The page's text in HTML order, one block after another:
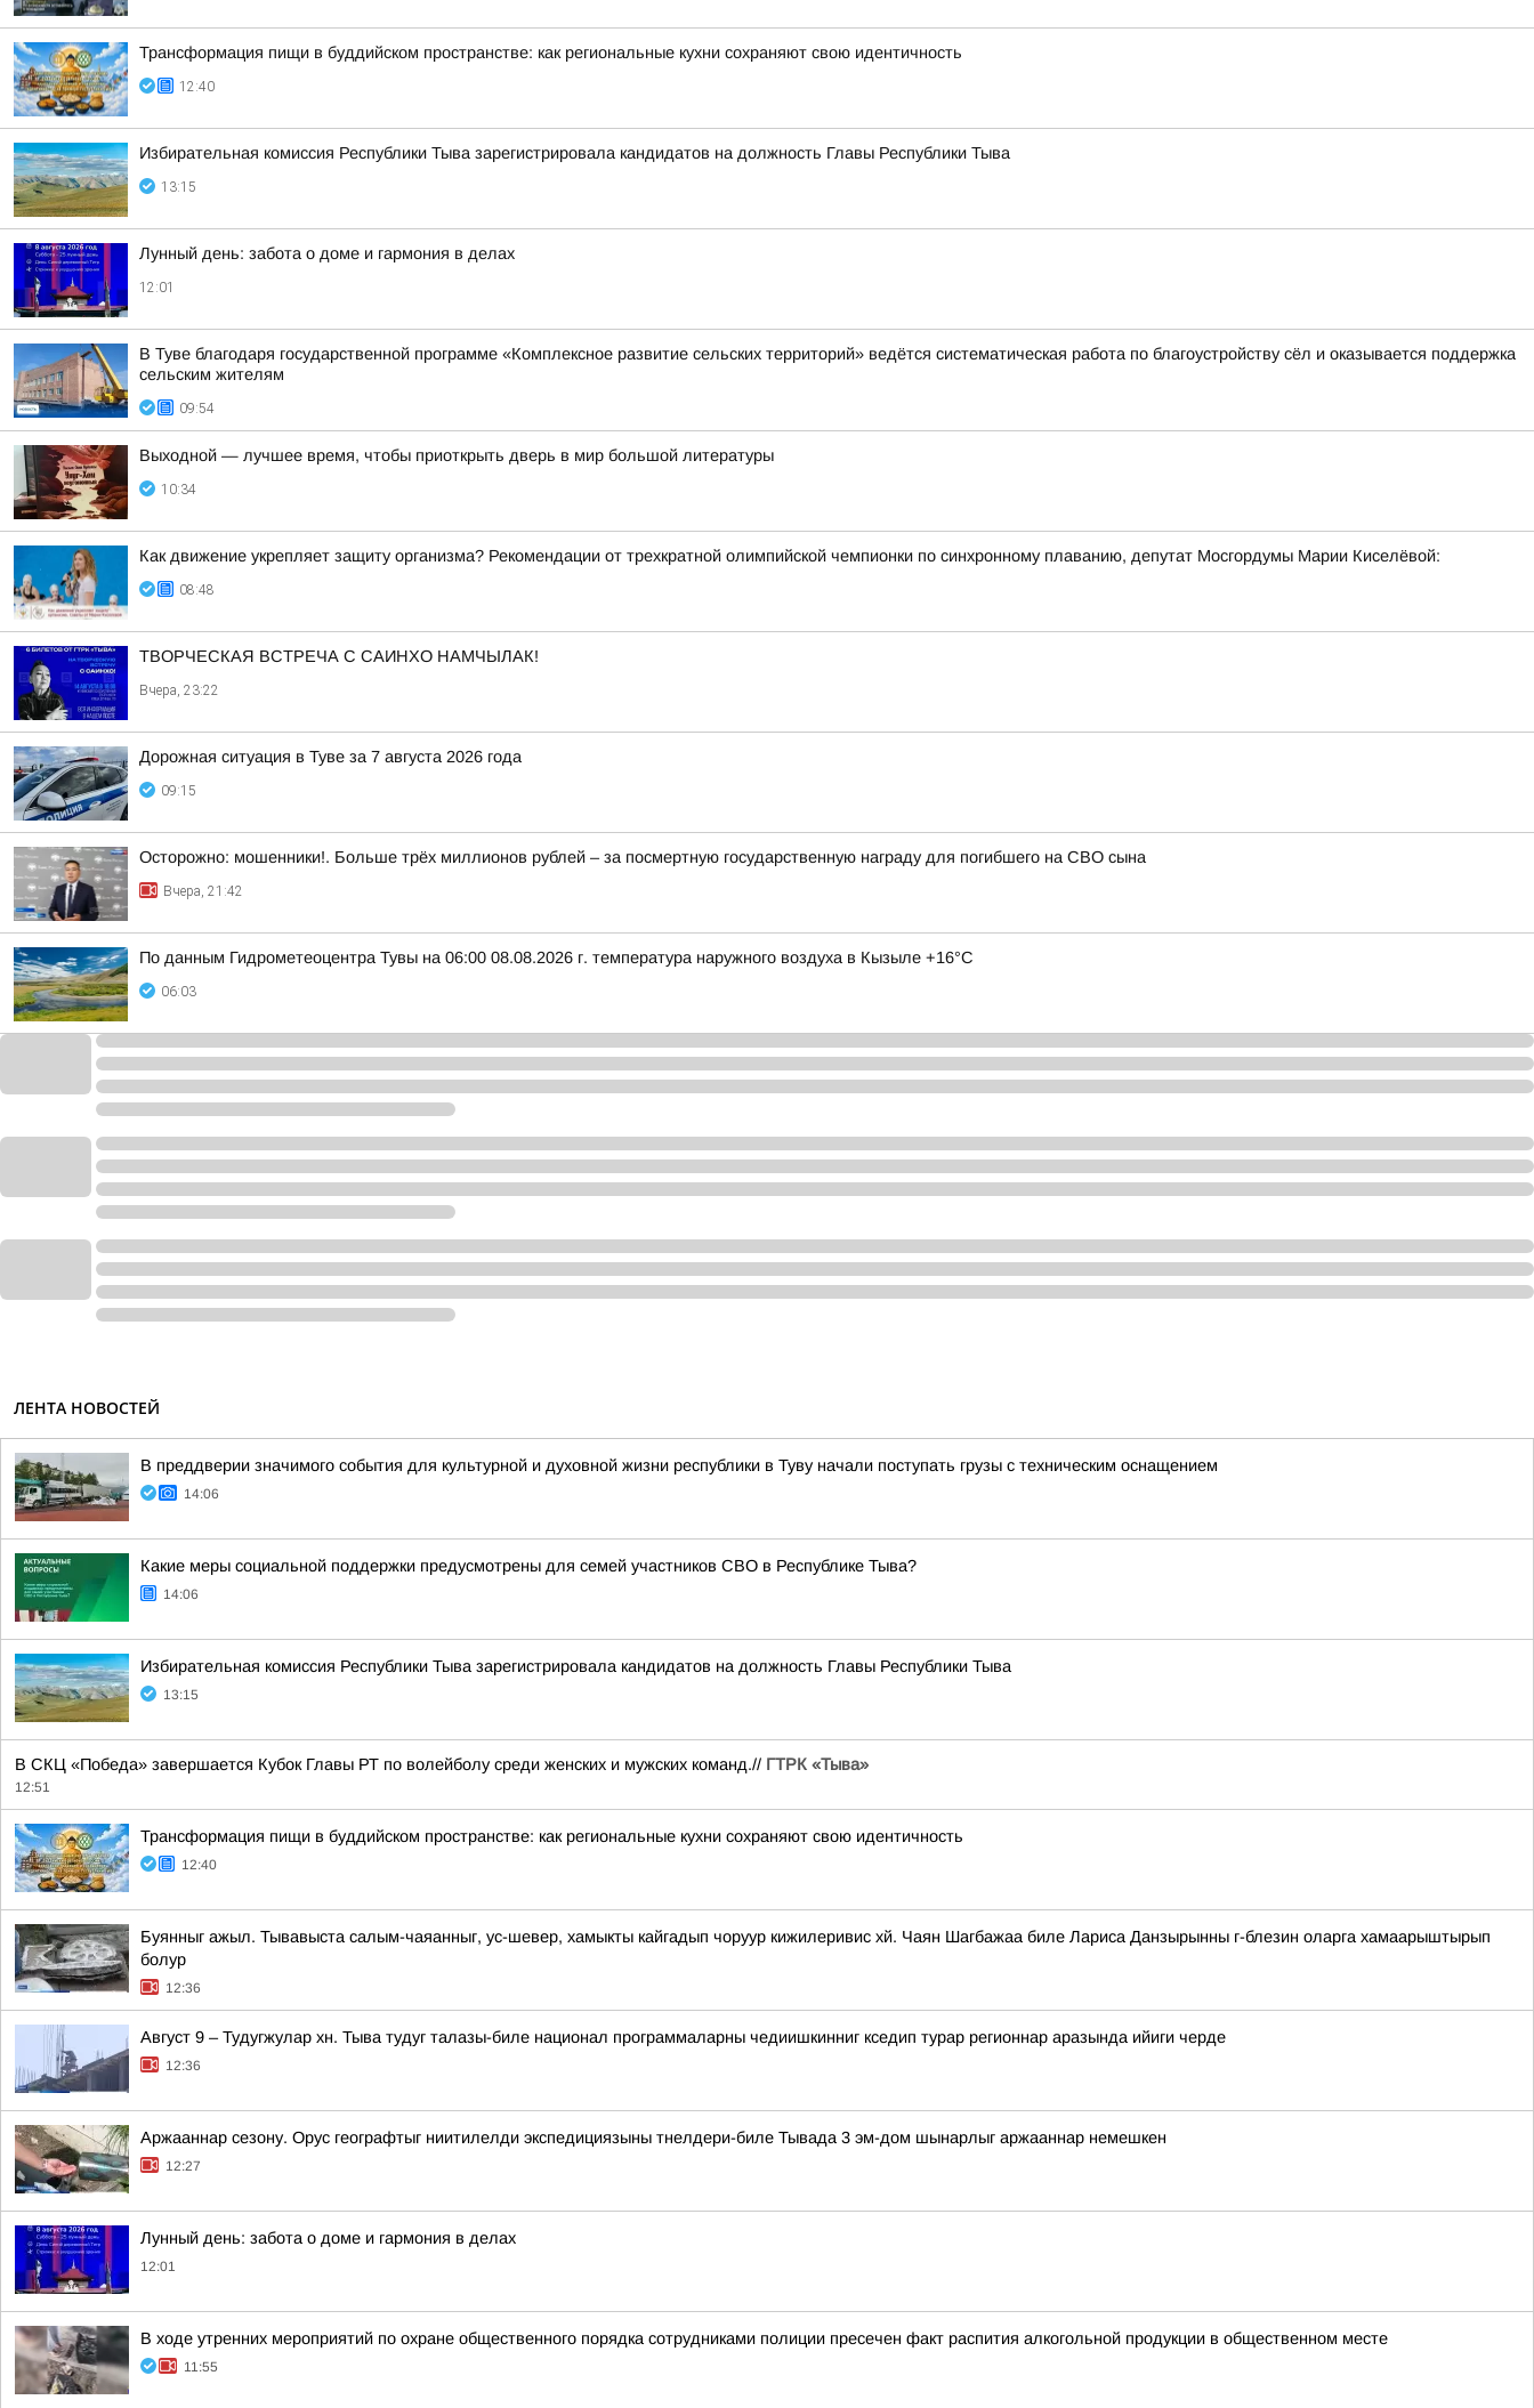
Трансформация пищи в буддийском пространстве: как региональные кухни сохраняют свою идентичность
12:40
Избирательная комиссия Республики Тыва зарегистрировала кандидатов на должность Главы Республики Тыва
13:15
Лунный день: забота о доме и гармония в делах
12:01
В Туве благодаря государственной программе «Комплексное развитие сельских территорий» ведётся систематическая работа по благоустройству сёл и оказывается поддержка
сельским жителям
09:54
Выходной — лучшее время, чтобы приоткрыть дверь в мир большой литературы
10:34
Как движение укрепляет защиту организма? Рекомендации от трехкратной олимпийской чемпионки по синхронному плаванию, депутат Мосгордумы Марии Киселёвой:
08:48
ТВОРЧЕСКАЯ ВСТРЕЧА С САИНХО НАМЧЫЛАК!
Вчера, 23:22
Дорожная ситуация в Туве за 7 августа 2026 года
09:15
Осторожно: мошенники!. Больше трёх миллионов рублей – за посмертную государственную награду для погибшего на СВО сына
Вчера, 21:42
По данным Гидрометеоцентра Тувы на 06:00 08.08.2026 г. температура наружного воздуха в Кызыле +16°С
06:03
ЛЕНТА НОВОСТЕЙ
В преддверии значимого события для культурной и духовной жизни республики в Туву начали поступать грузы с техническим оснащением
14:06
Какие меры социальной поддержки предусмотрены для семей участников СВО в Республике Тыва?
14:06
Избирательная комиссия Республики Тыва зарегистрировала кандидатов на должность Главы Республики Тыва
13:15
В СКЦ «Победа» завершается Кубок Главы РТ по волейболу среди женских и мужских команд.// ГТРК «Тыва»
12:51
Трансформация пищи в буддийском пространстве: как региональные кухни сохраняют свою идентичность
12:40
Буянныг ажыл. Тывавыста салым-чаяанныг, ус-шевер, хамыкты кайгадып чоруур кижилеривис хй. Чаян Шагбажаа биле Лариса Данзырынны г-блезин оларга хамаарыштырып
болур
12:36
Август 9 – Тудугжулар хн. Тыва тудуг талазы-биле национал программаларны чедиишкинниг кседип турар регионнар аразында ийиги черде
12:36
Аржааннар сезону. Орус географтыг ниитилелди экспедициязыны тнелдери-биле Тывада 3 эм-дом шынарлыг аржааннар немешкен
12:27
Лунный день: забота о доме и гармония в делах
12:01
В ходе утренних мероприятий по охране общественного порядка сотрудниками полиции пресечен факт распития алкогольной продукции в общественном месте
11:55